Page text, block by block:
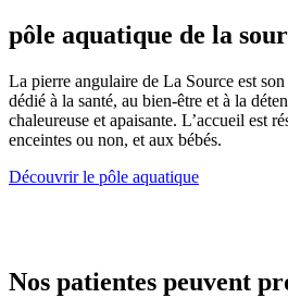
pôle aquatique de la
La pierre angulaire de La Source est
dédié à la santé, au bien-être et à la
chaleureuse et apaisante. L’accueil est
enceintes ou non, et aux bébés.
Découvrir le pôle aquatique
Nos patientes peuvent